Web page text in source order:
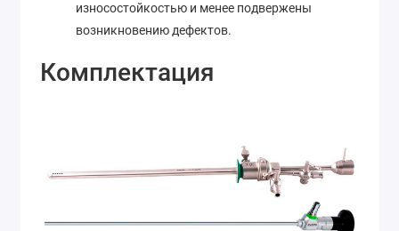
износостойкостью и менее подвержены
возникновению дефектов.
Комплектация